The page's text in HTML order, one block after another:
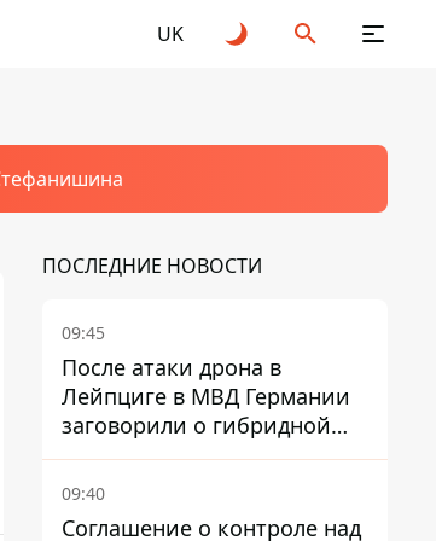
UK
ПОСЛЕДНИЕ НОВОСТИ
09:45
После атаки дрона в
Лейпциге в МВД Германии
заговорили о гибридной
войне – мы ежедневно цель
09:40
Соглашение о контроле над